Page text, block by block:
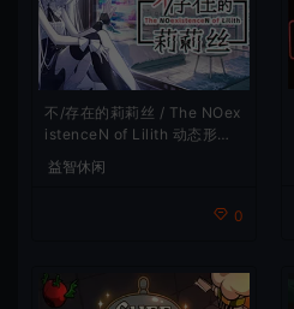
不/存在的莉莉丝 / The NOex
istenceN of Lilith 动态形象
益智休闲
0